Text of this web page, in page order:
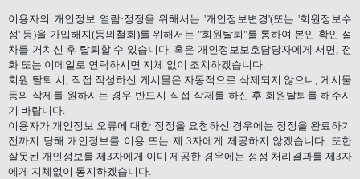
이용자의 개인정보 열람·정정을 위해서는 '개인정보변경'(또는 '회원정보수
정' 등)을 가입해지(동의철회)를 위해서는 "회원탈퇴"를 통하여 본인 확인 절
차를 거치신 후 탈퇴할 수 있습니다. 혹은 개인정보보호담당자에게 서면, 전
화 또는 이메일로 연락하시면 지체 없이 조치하겠습니다.
회원 탈퇴 시, 직접 작성하신 게시물은 자동적으로 삭제되지 않으니,게시물
등의 삭제를 원하시는 경우 반드시 직접 삭제를 하신 후 회원탈퇴를 해주시
기 바랍니다.
이용자가 개인정보 오류에 대한 정정을 요청하신 경우에는 정정을 완료하기
전까지 당해 개인정보를 이용 또는 제 3자에게 제공하지 않겠습니다. 또한
잘못된 개인정보를 제3자에게 이미 제공한 경우에는 정정 처리결과를 제3자
에게 지체없이 통지하겠습니다.